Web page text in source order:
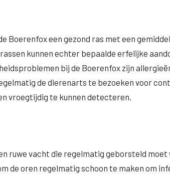
Boerenfox een gezond ras met een
kunnen echter bepaalde erfelijke
bij de Boerenfox zijn
de dierenarts te bezoeken voor
vroegtijdig te kunnen detecteren.
ruwe vacht die regelmatig geborsteld
de oren regelmatig schoon te maken om